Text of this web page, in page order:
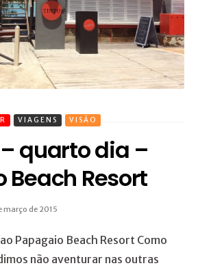
VIAGENS VISÃO
quarto dia –
Beach Resort
março de 2015
Papagaio Beach Resort Como
não aventurar nas outras